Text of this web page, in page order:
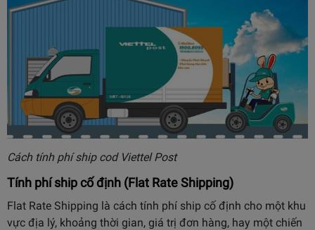
Cách tính phí ship cod Viettel Post
Tính phí ship cố định (Flat Rate Shipping)
Flat Rate Shipping là cách tính phí ship cố định cho một khu
vực địa lý, khoảng thời gian, giá trị đơn hàng, hay một chiến